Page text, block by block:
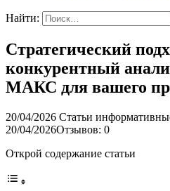
Найти:
Стратегический
конкурентный
МАКС для вашего
20/04/2026 Статьи
20/04/2026Отзывов: 0
Открой содержание статьи